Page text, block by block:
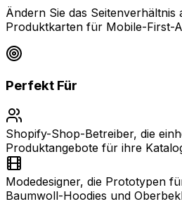
Ändern Sie das Seitenverhältnis
Produktkarten für Mobile-First-
Perfekt Für
Shopify-Shop-Betreiber, die
Produktangebote für ihre
Modedesigner, die Prototypen
Baumwoll-Hoodies und